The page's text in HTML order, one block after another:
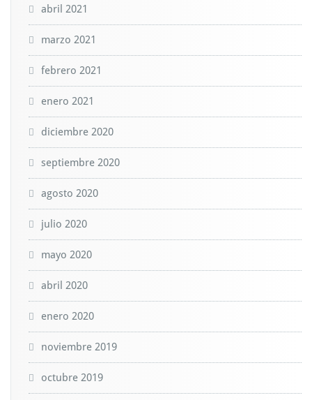
abril 2021
marzo 2021
febrero 2021
enero 2021
diciembre 2020
septiembre 2020
agosto 2020
julio 2020
mayo 2020
abril 2020
enero 2020
noviembre 2019
octubre 2019